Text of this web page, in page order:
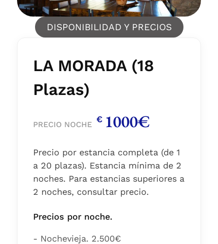
DISPONIBILIDAD Y PRECIOS
LA MORADA (18
Plazas)
PRECIO NOCHE
€ 1000€
Precio por estancia completa (de 1
a 20 plazas). Estancia mínima de 2
noches. Para estancias superiores a
2 noches, consultar precio.
Precios por noche.
- Nochevieja. 2.500€